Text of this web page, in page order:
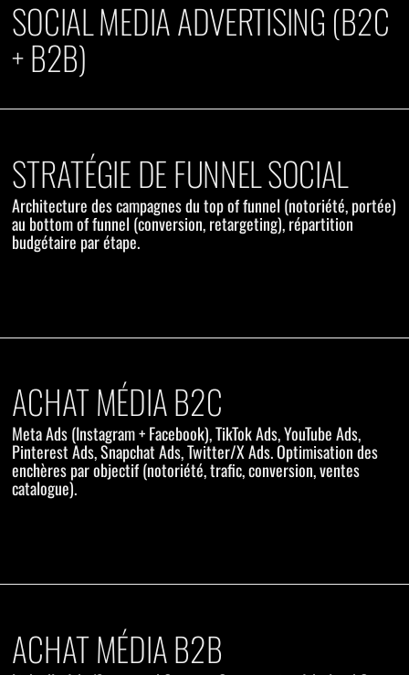
SOCIAL MEDIA ADVERTISING (B2C
+ B2B)
STRATÉGIE DE FUNNEL SOCIAL
Architecture des campagnes du top of funnel (notoriété, portée)
au bottom of funnel (conversion, retargeting), répartition
budgétaire par étape.
ACHAT MÉDIA B2C
Meta Ads (Instagram + Facebook), TikTok Ads, YouTube Ads,
Pinterest Ads, Snapchat Ads, Twitter/X Ads. Optimisation des
enchères par objectif (notoriété, trafic, conversion, ventes
catalogue).
ACHAT MÉDIA B2B